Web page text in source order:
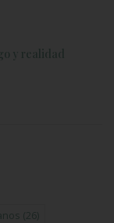
y realidad
(26)